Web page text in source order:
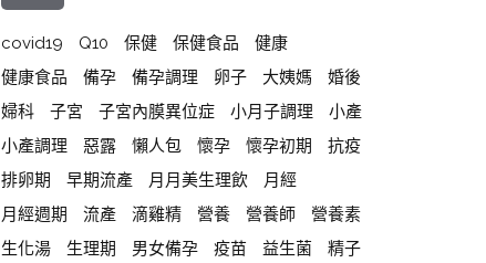
covid19 Q10 保健 保健食品
健康
健康食品
備孕 備孕調理 卵子 大姨媽
婚後
婦科
子宮 子宮內膜異位症 小月子調理
小產
小產調理
惡露 懶人包 懷孕 懷孕初期
抗疫
排卵期
早期流產 月月美生理飲
月經
月經週期
流產 滴雞精 營養 營養師
營養素
生化湯
生理期 男女備孕 疫苗 益生菌 精子